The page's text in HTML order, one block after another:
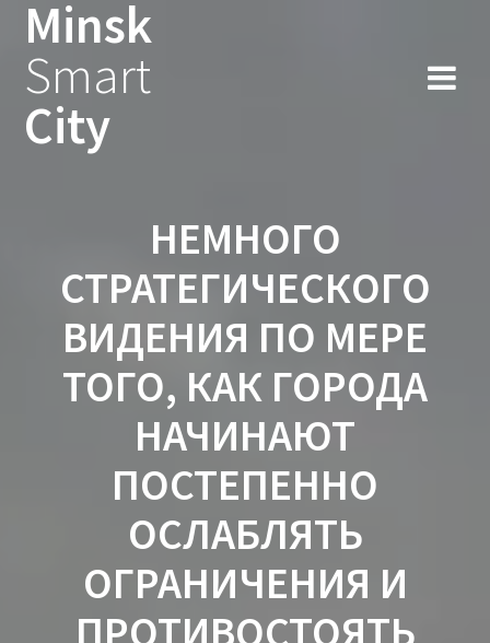
Minsk
Smart
City
НЕМНОГО
СТРАТЕГИЧЕСКОГО
ВИДЕНИЯ ПО МЕРЕ
ТОГО, КАК ГОРОДА
НАЧИНАЮТ
ПОСТЕПЕННО
ОСЛАБЛЯТЬ
ОГРАНИЧЕНИЯ И
ПРОТИВОСТОЯТЬ